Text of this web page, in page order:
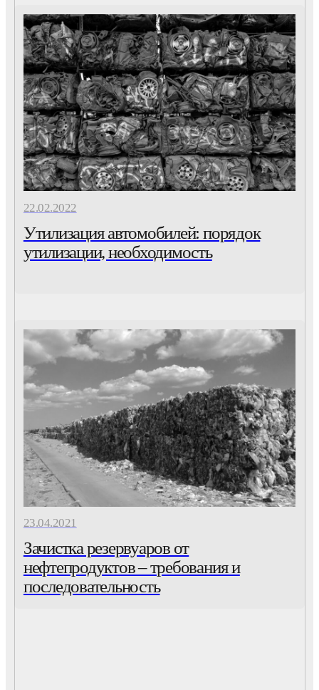
22.02.2022
Утилизация автомобилей: порядок
утилизации, необходимость
23.04.2021
Зачистка резервуаров от
нефтепродуктов – требования и
последовательность